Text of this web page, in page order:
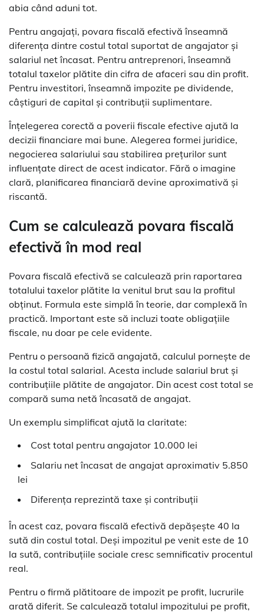
abia când aduni tot.
Pentru angajați, povara fiscală efectivă înseamnă
diferența dintre costul total suportat de angajator și
salariul net încasat. Pentru antreprenori, înseamnă
totalul taxelor plătite din cifra de afaceri sau din profit.
Pentru investitori, înseamnă impozite pe dividende,
câștiguri de capital și contribuții suplimentare.
Înțelegerea corectă a poverii fiscale efective ajută la
decizii financiare mai bune. Alegerea formei juridice,
negocierea salariului sau stabilirea prețurilor sunt
influențate direct de acest indicator. Fără o imagine
clară, planificarea financiară devine aproximativă și
riscantă.
Cum se calculează povara fiscală
efectivă în mod real
Povara fiscală efectivă se calculează prin raportarea
totalului taxelor plătite la venitul brut sau la profitul
obținut. Formula este simplă în teorie, dar complexă în
practică. Important este să incluzi toate obligațiile
fiscale, nu doar pe cele evidente.
Pentru o persoană fizică angajată, calculul pornește de
la costul total salarial. Acesta include salariul brut și
contribuțiile plătite de angajator. Din acest cost total se
compară suma netă încasată de angajat.
Un exemplu simplificat ajută la claritate:
Cost total pentru angajator 10.000 lei
Salariu net încasat de angajat aproximativ 5.850
lei
Diferența reprezintă taxe și contribuții
În acest caz, povara fiscală efectivă depășește 40 la
sută din costul total. Deși impozitul pe venit este de 10
la sută, contribuțiile sociale cresc semnificativ procentul
real.
Pentru o firmă plătitoare de impozit pe profit, lucrurile
arată diferit. Se calculează totalul impozitului pe profit,